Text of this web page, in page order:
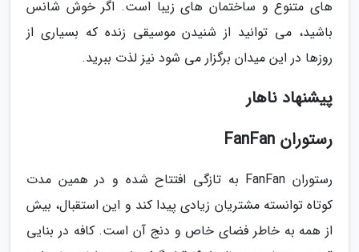
های متنوع و ساختمان های زیبا است. اگر خوش شانس
باشید، می توانید از شنیدن موسیقی زنده که بسیاری از
روزها در این میدان برگزار می شود نیز لذت ببرید.
پیشنهاد ناهار
رستوران FanFan
رستوران FanFan به تازگی افتتاح شده و در همین مدت
کوتاه توانسته مشتریان زیادی پیدا کند و این استقبال، بیش
از همه به خاطر فضای خاص و دنج آن است. کافه در بنایی